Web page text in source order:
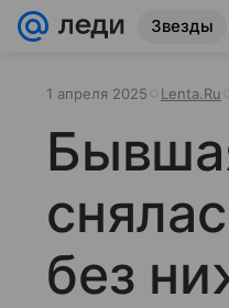
Звезды
1 апреля 2025 Lenta.Ru
без